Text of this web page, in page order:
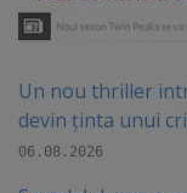
Un nou thriller
devin ținta unui
06.08.2026